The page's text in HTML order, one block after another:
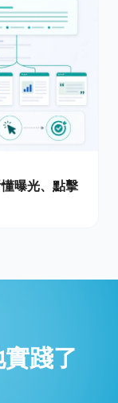
曝光、點擊
踐了